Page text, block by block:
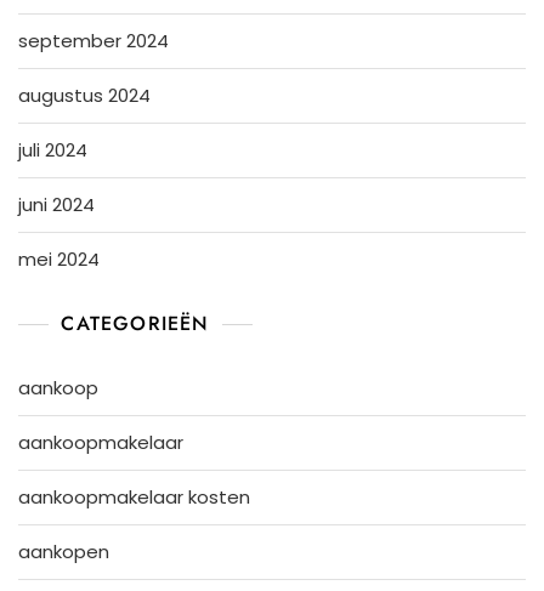
september 2024
augustus 2024
juli 2024
juni 2024
mei 2024
CATEGORIEËN
aankoop
aankoopmakelaar
aankoopmakelaar kosten
aankopen